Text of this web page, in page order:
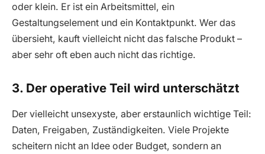
oder klein. Er ist ein Arbeitsmittel, ein
Gestaltungselement und ein Kontaktpunkt. Wer das
übersieht, kauft vielleicht nicht das falsche Produkt –
aber sehr oft eben auch nicht das richtige.
3. Der operative Teil wird unterschätzt
Der vielleicht unsexyste, aber erstaunlich wichtige Teil:
Daten, Freigaben, Zuständigkeiten. Viele Projekte
scheitern nicht an Idee oder Budget, sondern an